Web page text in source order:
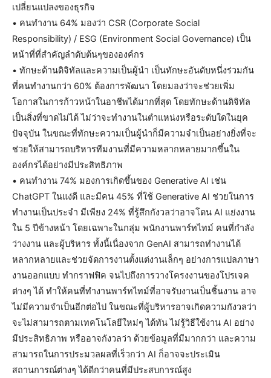
เปลี่ยนแปลงของธุรกิจ
• คนทำงาน 64% มองว่า CSR (Corporate Social
Responsibility) / ESG (Environment Social Governance) เป็น
หน้าที่ที่สำคัญลำดับต้นๆขององค์กร
• ทักษะด้านดิจิทัลและความเป็นผู้นำ เป็นทักษะอันดับหนึ่งร่วมกัน
ที่คนทำงานกว่า 60% ต้องการพัฒนา โดยมองว่าจะช่วยเพิ่ม
โอกาสในการก้าวหน้าในอาชีพได้มากที่สุด โดยทักษะด้านดิจิทัล
เป็นสิ่งที่ขาดไม่ได้ ไม่ว่าจะทำงานในตำแหน่งหรือระดับใดในยุค
ปัจจุบัน ในขณะที่ทักษะความเป็นผู้นำก็มีความจำเป็นอย่างยิ่งที่จะ
ช่วยให้สามารถบริหารทีมงานที่มีความหลากหลายมากขึ้นใน
องค์กรได้อย่างมีประสิทธิภาพ
• คนทำงาน 74% มองการเกิดขึ้นของ Generative AI เช่น
ChatGPT ในแง่ดี และมีคน 45% ที่ใช้ Generative AI ช่วยในการ
ทำงานเป็นประจำ มีเพียง 24% ที่รู้สึกกังวลว่าอาจโดน AI แย่งงาน
ใน 5 ปีข้างหน้า โดยเฉพาะในกลุ่ม พนักงานพาร์ทไทม์ คนที่กำลัง
ว่างงาน และผู้บริหาร ทั้งนี้เนื่องจาก GenAI สามารถทำงานได้
หลากหลายและช่วยจัดการงานตั้งแต่งานเล็กๆ อย่างการแปลภาษา
งานออกแบบ ทำกราฟฟิค จนไปถึงการวางโครงงานของโปรเจค
ต่างๆ ได้ ทำให้คนที่ทำงานพาร์ทไทม์ที่อาจรับงานเป็นชิ้นงาน อาจ
ไม่มีความจำเป็นอีกต่อไป ในขณะที่ผู้บริหารอาจเกิดความกังวลว่า
จะไม่สามารถตามเทคโนโลยีใหม่ๆ ได้ทัน ไม่รู้วิธีใช้งาน AI อย่าง
มีประสิทธิภาพ หรืออาจกังวลว่า ด้วยข้อมูลที่มีมากกว่า และความ
สามารถในการประมวลผลที่เร็วกว่า AI ก็อาจจะประเมิน
สถานการณ์ต่างๆ ได้ดีกว่าคนที่มีประสบการณ์สูง